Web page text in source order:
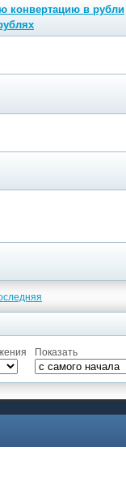
конвертацию в рубли
Показать